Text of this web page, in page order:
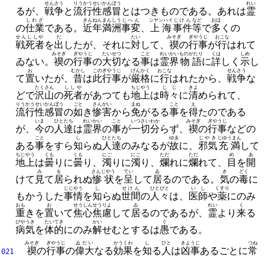
るが、 戦争
せんさう
と流行性
りうかうせい
感冒
かんぼう
とはつきものである。 あれは霊
れい
の仕業
しわざ
である。 近年
きんねん
満洲
まんしう
事変
じへん
、 上海
シヤンハイ
事件
じけん
等
など
で多
おほ
くの
戦死者
せんししや
を出
だ
したが、 それに対
たい
して、 禊
みそぎ
の行事
ぎやうじ
が行
おこな
はれて
ゐない。 禊
みそぎ
の行事
ぎやうじ
の大切
たいせつ
なる事
こと
は霊界
れいかい
物語
ものがたり
に詳
くは
しく 示
しめ
し
て置
お
いたが、 昔
むかし
は此
この
行事
ぎやうじ
が厳格
げんかく
に行
おこな
はれたから、 戦争
せんさう
な
どで沢山
たくさん
の死者
ししや
があつても地上
ちじやう
は時々
じじ
に清
きよ
められて、
流行性
りうかうせい
感冒
かんぼう
の如
ごと
き惨害
さんがい
から免
まぬ
がるる事
こと
を得
え
たのである
が、 今
いま
の人達
ひとたち
は霊界
れいかい
の事
こと
が一切
いつさい
分
わか
らず、 禊
みそぎ
の行事
ぎやうじ
などの
ある事
こと
をすら知
し
らぬ 人達
ひとたち
のみなるが故
ゆゑ
に、 邪気
じやき
充満
じゆうまん
して
地上
ちじやう
は曇
くも
りに曇
くも
り、 濁
にご
りに濁
にご
り、 爛
ただ
れに爛
ただ
れて、 目
め
を開
あ
けて 見
み
て 居
を
られぬ惨状
さんじやう
を呈
てい
して 居
ゐ
るのである。 気
き
の毒
どく
に
もかうした事情
じじやう
を知
し
らぬ世間
せけん
の人々
ひとびと
は、 医師
いし
や薬
くすり
にのみ
重
おも
きを置
お
いて焦心
せうしん
焦慮
せうりよ
して 居
ゐ
るのであるが、 霊
れい
より 来
く
る
病気
びやうき
を体的
たいてき
にのみ解
かい
せむとするは愚
ぐ
である。
021 禊
みそぎ
の行事
ぎやうじ
の偉大
ゐだい
なる効果
かうくわ
を知
し
る 人
ひと
は凶事
きようじ
あるごとに常
つね